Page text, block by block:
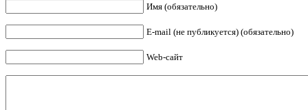
Имя (обязательно)
E-mail (не публикуется) (обязательно)
Web-сайт